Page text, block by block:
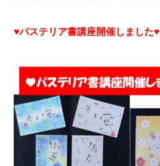
♥パステリア書講座開催しました♥